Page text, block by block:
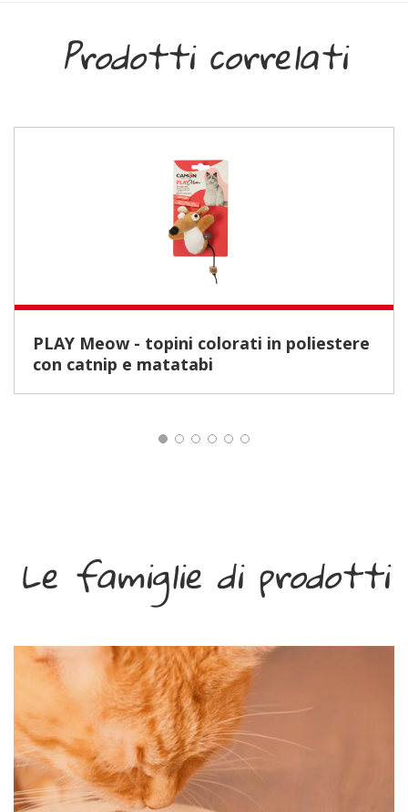
Prodotti correlati
PLAY Meow - topini colorati in poliestere
con catnip e matatabi
Le famiglie di prodotti